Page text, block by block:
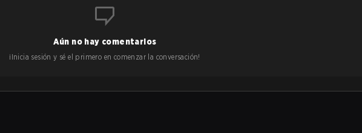
Aún no hay comentarios
¡Inicia sesión y sé el primero en comenzar la conversación!